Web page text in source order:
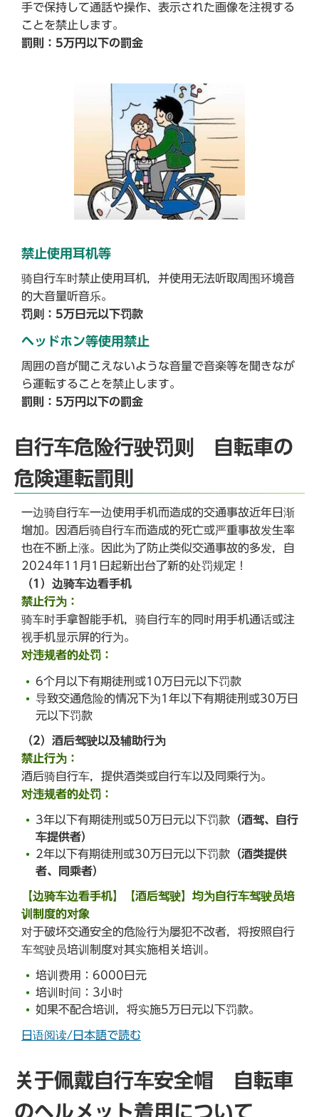
手で保持して通話や操作、表示された画像を注視する
ことを禁止します。
罰則：5万円以下の罰金
禁止使用耳机等
骑自行车时禁止使用耳机，并使用无法听取周围环境音
的大音量听音乐。
罚则：5万日元以下罚款
ヘッドホン等使用禁止
周囲の音が聞こえないような音量で音楽等を聞きなが
ら運転することを禁止します。
罰則：5万円以下の罰金
自行车危险行驶罚则 自転車の
危険運転罰則
一边骑自行车一边使用手机而造成的交通事故近年日渐
增加。因酒后骑自行车而造成的死亡或严重事故发生率
也在不断上涨。因此为了防止类似交通事故的多发，自
2024年11月1日起新出台了新的处罚规定！
（1）边骑车边看手机
禁止行为：
骑车时手拿智能手机，骑自行车的同时用手机通话或注
视手机显示屏的行为。
对违规者的处罚：
6个月以下有期徒刑或10万日元以下罚款
导致交通危险的情况下为1年以下有期徒刑或30万日
元以下罚款
（2）酒后驾驶以及辅助行为
禁止行为：
酒后骑自行车，提供酒类或自行车以及同乘行为。
对违规者的处罚：
3年以下有期徒刑或50万日元以下罚款 （酒驾、自行
车提供者）
2年以下有期徒刑或30万日元以下罚款 （酒类提供
者、同乘者）
【边骑车边看手机】【酒后驾驶】均为自行车驾驶员培
训制度的对象
对于破坏交通安全的危险行为屡犯不改者，将按照自行
车驾驶员培训制度对其实施相关培训。
培训费用：6000日元
培训时间：3小时
如果不配合培训，将实施5万日元以下罚款。
日语阅读/日本語で読む
关于佩戴自行车安全帽 自転車
のヘルメット着用について